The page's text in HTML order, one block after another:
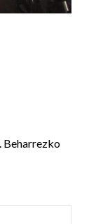
Beharrezko